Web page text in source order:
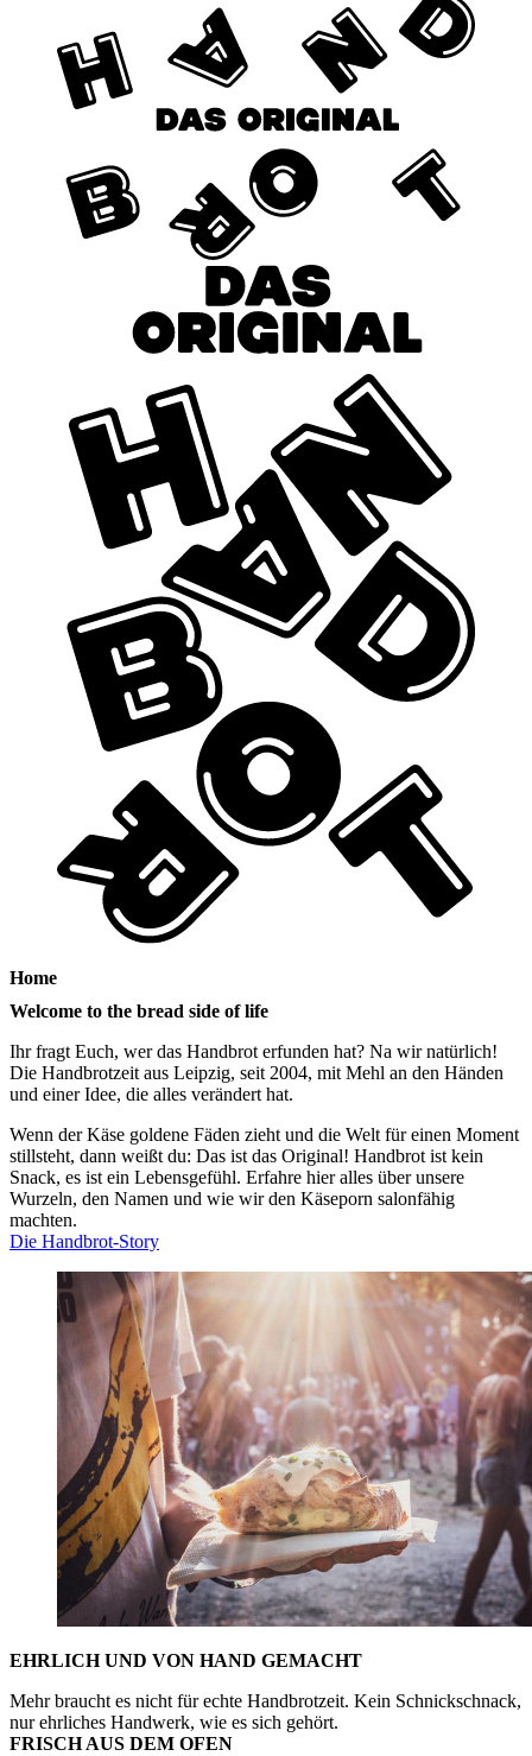
Home
Welcome to the bread side of life
Ihr fragt Euch, wer das Handbrot erfunden hat? Na wir natürlich!
Die Handbrotzeit aus Leipzig, seit 2004, mit Mehl an den Händen
und einer Idee, die alles verändert hat.
Wenn der Käse goldene Fäden zieht und die Welt für einen Moment
stillsteht, dann weißt du: Das ist das Original! Handbrot ist kein
Snack, es ist ein Lebensgefühl. Erfahre hier alles über unsere
Wurzeln, den Namen und wie wir den Käseporn salonfähig
machten.
Die Handbrot-Story
EHRLICH UND VON HAND GEMACHT
Mehr braucht es nicht für echte Handbrotzeit. Kein Schnickschnack,
nur ehrliches Handwerk, wie es sich gehört.
FRISCH AUS DEM OFEN